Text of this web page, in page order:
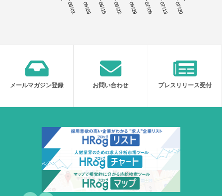
06/01 06/08 06/15 06/22 06/29 07/06 07/13 07/20
メールマガジン登録 お問い合わせ プレスリリース受付